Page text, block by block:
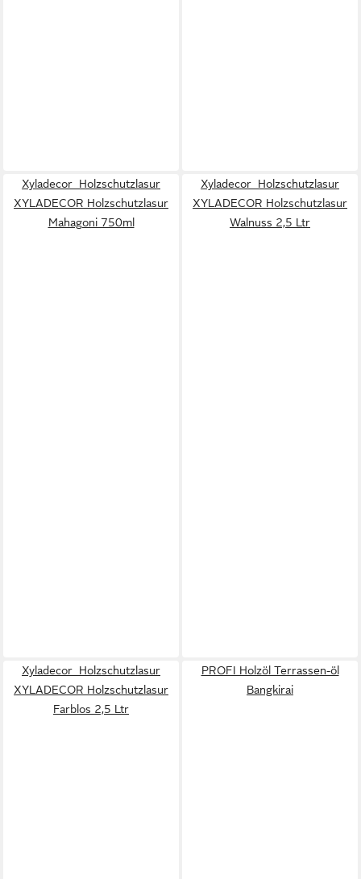
Xyladecor Holzschutzlasur
XYLADECOR Holzschutzlasur
Mahagoni 750ml
Xyladecor Holzschutzlasur
XYLADECOR Holzschutzlasur
Walnuss 2,5 Ltr
Xyladecor Holzschutzlasur
XYLADECOR Holzschutzlasur
Farblos 2,5 Ltr
PROFI Holzöl Terrassen-öl
Bangkirai